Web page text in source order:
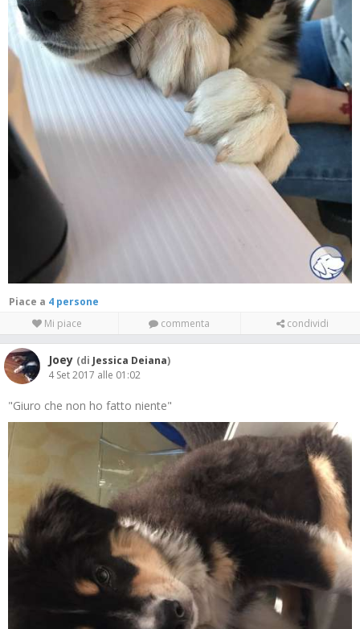
Piace a
4 persone
Mi piace
commenta condividi
Joey (di Jessica Deiana)
4 Set 2017 alle 01:02
"Giuro che non ho fatto niente"